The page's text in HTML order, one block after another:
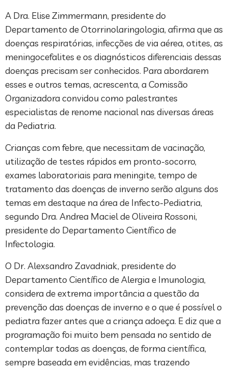
A Dra. Elise Zimmermann, presidente do
Departamento de Otorrinolaringologia, afirma que as
doenças respiratórias, infecções de via aérea, otites, as
meningocefalites e os diagnósticos diferenciais dessas
doenças precisam ser conhecidos. Para abordarem
esses e outros temas, acrescenta, a Comissão
Organizadora convidou como palestrantes
especialistas de renome nacional nas diversas áreas
da Pediatria.
Crianças com febre, que necessitam de vacinação,
utilização de testes rápidos em pronto-socorro,
exames laboratoriais para meningite, tempo de
tratamento das doenças de inverno serão alguns dos
temas em destaque na área de Infecto-Pediatria,
segundo Dra. Andrea Maciel de Oliveira Rossoni,
presidente do Departamento Científico de
Infectologia.
O Dr. Alexsandro Zavadniak, presidente do
Departamento Científico de Alergia e Imunologia,
considera de extrema importância a questão da
prevenção das doenças de inverno e o que é possível o
pediatra fazer antes que a criança adoeça. E diz que a
programação foi muito bem pensada no sentido de
contemplar todas as doenças, de forma científica,
sempre baseada em evidências, mas trazendo